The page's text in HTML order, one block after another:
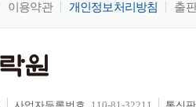
이용약관 개인정보처리방침 출